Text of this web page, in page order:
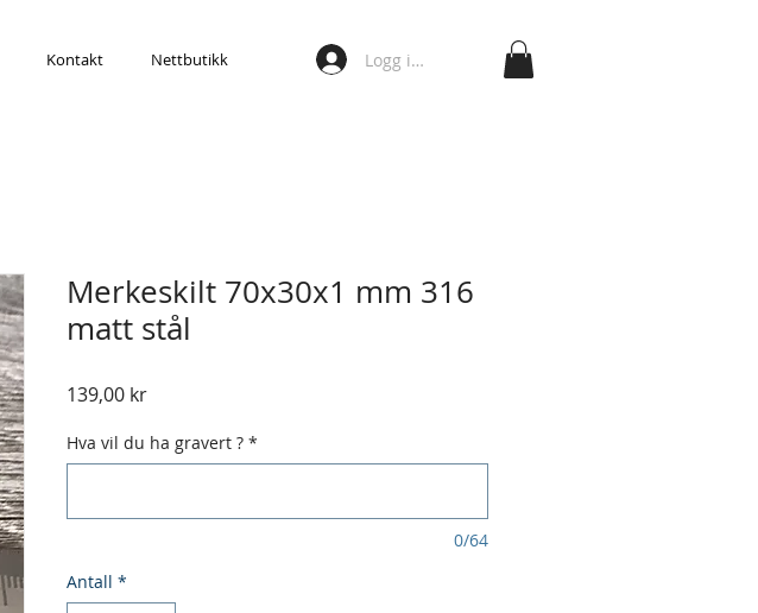
Kontakt Nettbutikk Logg inn
Merkeskilt 70x30x1 mm 316
matt stål
139,00 krPris
Hva vil du ha gravert ? *
0/64
Antall *